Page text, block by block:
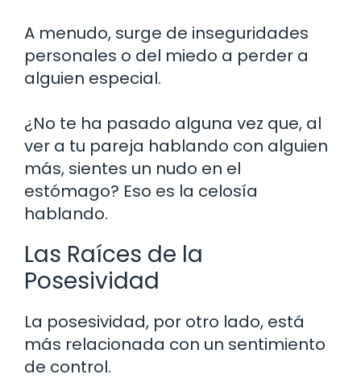
A menudo, surge de inseguridades
personales o del miedo a perder a
alguien especial.
¿No te ha pasado alguna vez que, al
ver a tu pareja hablando con alguien
más, sientes un nudo en el
estómago? Eso es la celosía
hablando.
Las Raíces de la
Posesividad
La posesividad, por otro lado, está
más relacionada con un sentimiento
de control.